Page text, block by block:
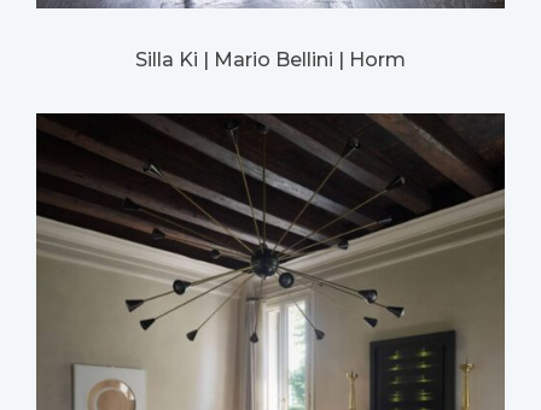
Silla Ki | Mario Bellini | Horm